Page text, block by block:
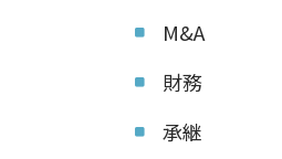
M&A
財務
承継